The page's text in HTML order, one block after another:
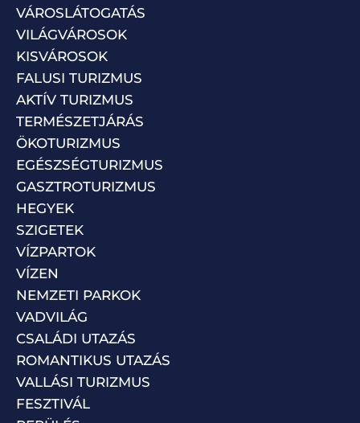
VÁROSLÁTOGATÁS
VILÁGVÁROSOK
KISVÁROSOK
FALUSI TURIZMUS
AKTÍV TURIZMUS
TERMÉSZETJÁRÁS
ÖKOTURIZMUS
EGÉSZSÉGTURIZMUS
GASZTROTURIZMUS
HEGYEK
SZIGETEK
VÍZPARTOK
VÍZEN
NEMZETI PARKOK
VADVILÁG
CSALÁDI UTAZÁS
ROMANTIKUS UTAZÁS
VALLÁSI TURIZMUS
FESZTIVÁL